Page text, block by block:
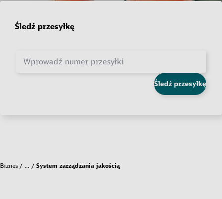
Śledź przesyłkę
Wprowadź numer przesyłki
Śledź przesyłkę
Biznes … System zarządzania jakością